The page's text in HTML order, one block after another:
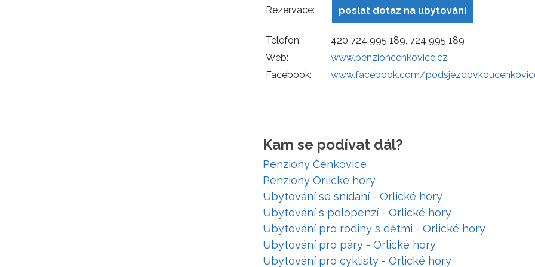
Rezervace: poslat dotaz na ubytování
Telefon:
420 724 995 189, 724 995 189
Web:
www.penzioncenkovice.cz
Facebook:
www.facebook.com/
Kam se podívat dál?
Penziony Čenkovice
Penziony Orlické hory
Ubytování se snídaní - Orlické hory
Ubytování s polopenzí - Orlické hory
Ubytování pro rodiny s dětmi - Orlické hory
Ubytování pro páry - Orlické hory
Ubytování pro cyklisty - Orlické hory